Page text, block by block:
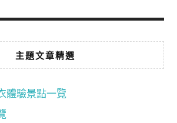
主題文章精選
體驗景點一覽